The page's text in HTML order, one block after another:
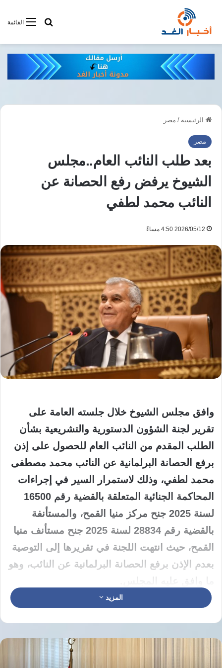
القائمةأبحت فى
الرئيسية / مصر
مصر
بعد طلب النائب العام..مجلس
الشيوخ يرفض رفع الحصانة عن
النائب محمد لطفي
2026/05/12 4:50 مساءً
وافق مجلس الشيوخ خلال جلسته العامة على
تقرير لجنة الشؤون الدستورية والتشريعية بشأن
الطلب المقدم من النائب العام للحصول على إذن
برفع الحصانة البرلمانية عن النائب محمد مصطفى
محمد لطفي، وذلك لاستمرار السير في إجراءات
المحاكمة الجنائية المتعلقة بالقضية رقم 16500
لسنة 2025 جنح مركز منيا القمح، والمستأنفة
بالقضية رقم 28834 لسنة 2025 جنح مستأنف منيا
القمح، حيث انتهت اللجنة في تقريرها إلى التوصية
بعدم الإذن برفع الحصانة البرلمانية عن النائب، وهو
وخلال استعراضه لتقرير اللجنة أمام الجلسة
العامة، أوضح النائب طارق عبد العزيز، وكيل لجنة
الشؤون الدستورية والتشريعية بمجلس الشيوخ،
أن اللجنة عقدت اجتماعاتها لدراسة الطلب المقدم
المزيد